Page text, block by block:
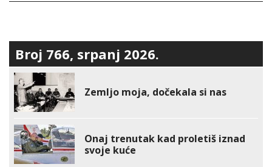
Broj 766, srpanj 2026.
Zemljo moja, dočekala si nas
Onaj trenutak kad proletiš iznad
svoje kuće